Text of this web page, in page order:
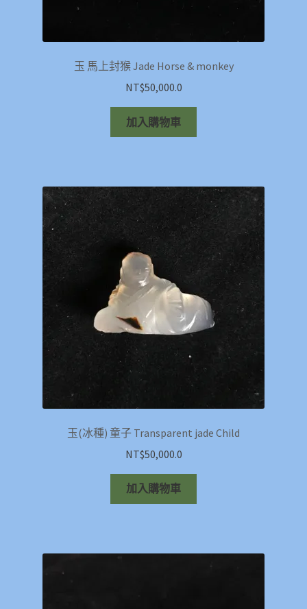
玉 馬上封猴 Jade Horse & monkey
NT$50,000.0
加入購物車
玉(冰種) 童子 Transparent jade Child
NT$50,000.0
加入購物車